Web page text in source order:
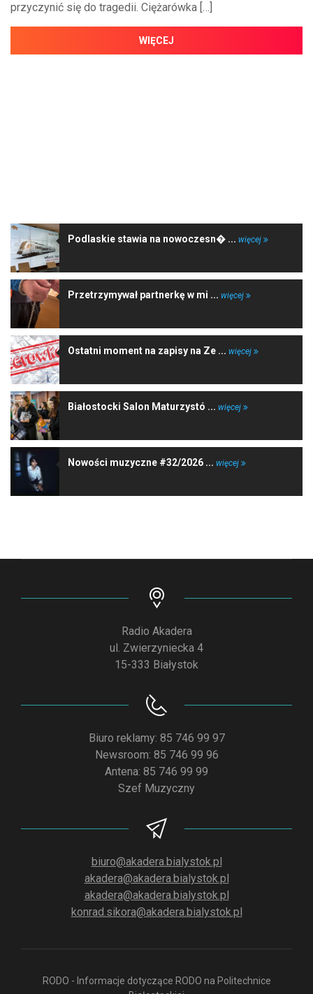
przyczynić się do tragedii. Ciężarówka […]
WIĘCEJ
Podlaskie stawia na nowoczesn� ... więcej
Przetrzymywał partnerkę w mi ... więcej
Ostatni moment na zapisy na Ze ... więcej
Białostocki Salon Maturzystó ... więcej
Nowości muzyczne #32/2026 ... więcej
Radio Akadera
ul. Zwierzyniecka 4
15-333 Białystok
Biuro reklamy: 85 746 99 97
Newsroom: 85 746 99 96
Antena: 85 746 99 99
Szef Muzyczny
biuro@akadera.bialystok.pl
akadera@akadera.bialystok.pl
akadera@akadera.bialystok.pl
konrad.sikora@akadera.bialystok.pl
RODO - Informacje dotyczące RODO na Politechnice